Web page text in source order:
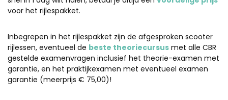
voor het rijlespakket.
Inbegrepen in het rijlespakket zijn de afgesproken scooter
rijlessen, eventueel de beste theoriecursus met alle CBR
gestelde examenvragen inclusief het theorie-examen met
garantie, en het praktijkexamen met eventueel examen
garantie (meerprijs € 75,00)!